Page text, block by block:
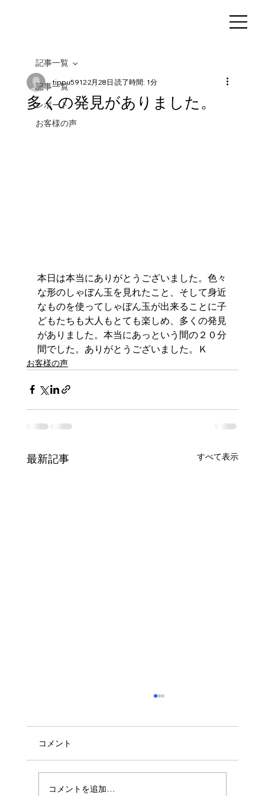
記事一覧
レポート
お客様の声
記事一覧
多くの発見がありました。
tippu59122月28日 読了時間: 1分
本日は本当にありがとうございました。色々
な形のしゃぼん玉を見れたこと、そして身近
なものを使ってしゃぼん玉が出来ることに子
どもたちも大人もとても楽しめ、多くの発見
がありました。本当にあっという間の２０分
間でした。ありがとうございました。Ｋ
お客様の声
最新記事 すべて表示
コメント
コメントを追加…